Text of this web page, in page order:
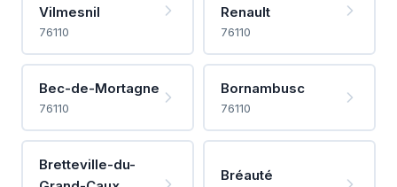
Vilmesnil
76110
Renault
76110
Bec-de-Mortagne
76110
Bornambusc
76110
Bretteville-du-
Bréauté